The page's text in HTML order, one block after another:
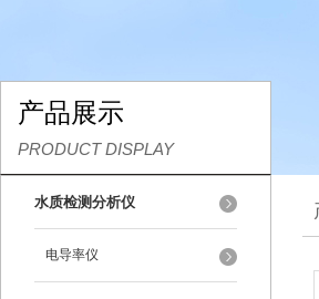
产品展示
PRODUCT DISPLAY
水质检测分析仪
电导率仪